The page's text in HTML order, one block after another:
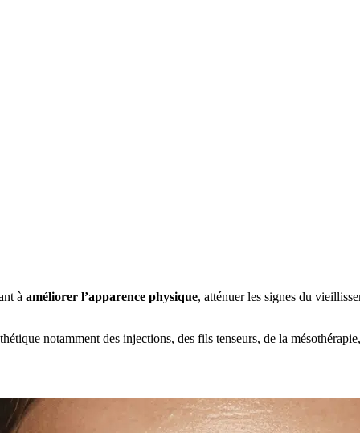
à améliorer l’apparence physique, atténuer les signes du
notamment des injections, des fils tenseurs, de la